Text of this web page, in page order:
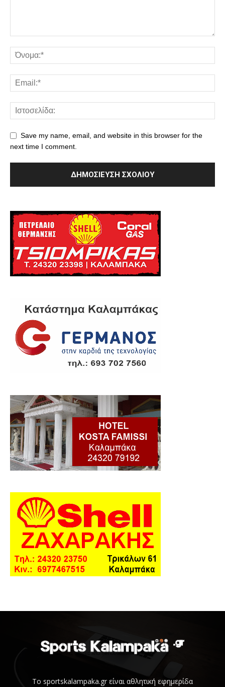
Save my name, email, and website in this browser for the
next time I comment.
Το sportskalampaka.gr είναι αθλητική εφημερίδα